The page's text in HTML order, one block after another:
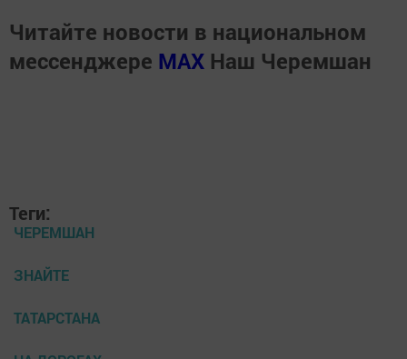
Читайте новости в национальном
мессенджере MАХ Наш Черемшан
Теги:
ЧЕРЕМШАН
ЗНАЙТЕ
ТАТАРСТАНА